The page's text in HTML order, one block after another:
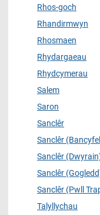
Rhos-goch
Rhandirmwyn
Rhosmaen
Rhydargaeau
Rhydcymerau
Salem
Saron
Sanclêr
Sanclêr
Sanclêr
Sanclêr
Sanclêr (Pwll
Talyllychau